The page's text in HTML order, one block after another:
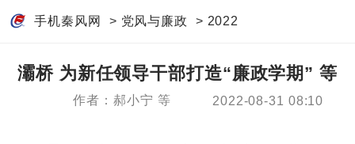
手机秦风网 > 党风与廉政 > 2022
灞桥 为新任领导干部打造“廉政学期” 等
作者：郝小宁 等 2022-08-31 08:10